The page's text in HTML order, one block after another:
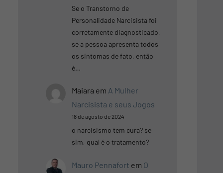
Se o Transtorno de
Personalidade Narcisista foi
corretamente diagnosticado,
se a pessoa apresenta todos
os sintomas de fato, então
é…
Maiara em A Mulher
Narcisista e seus Jogos
18 de agosto de 2024
o narcisismo tem cura? se
sim, qual é o tratamento?
Mauro Pennafort em O